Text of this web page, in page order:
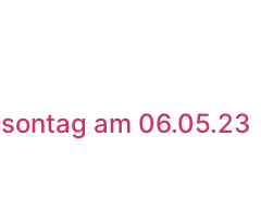
am 06.05.23